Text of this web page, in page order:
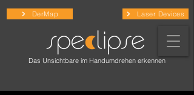
DerMap Laser Devices
Das Unsichtbare im Handumdrehen erkennen